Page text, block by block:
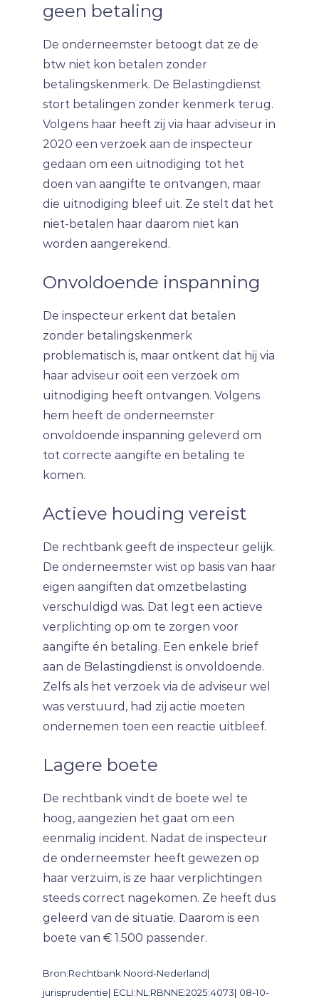
geen betaling
De onderneemster betoogt dat ze de
btw niet kon betalen zonder
betalingskenmerk. De Belastingdienst
stort betalingen zonder kenmerk terug.
Volgens haar heeft zij via haar adviseur in
2020 een verzoek aan de inspecteur
gedaan om een uitnodiging tot het
doen van aangifte te ontvangen, maar
die uitnodiging bleef uit. Ze stelt dat het
niet-betalen haar daarom niet kan
worden aangerekend.
Onvoldoende inspanning
De inspecteur erkent dat betalen
zonder betalingskenmerk
problematisch is, maar ontkent dat hij via
haar adviseur ooit een verzoek om
uitnodiging heeft ontvangen. Volgens
hem heeft de onderneemster
onvoldoende inspanning geleverd om
tot correcte aangifte en betaling te
komen.
Actieve houding vereist
De rechtbank geeft de inspecteur gelijk.
De onderneemster wist op basis van haar
eigen aangiften dat omzetbelasting
verschuldigd was. Dat legt een actieve
verplichting op om te zorgen voor
aangifte én betaling. Een enkele brief
aan de Belastingdienst is onvoldoende.
Zelfs als het verzoek via de adviseur wel
was verstuurd, had zij actie moeten
ondernemen toen een reactie uitbleef.
Lagere boete
De rechtbank vindt de boete wel te
hoog, aangezien het gaat om een
eenmalig incident. Nadat de inspecteur
de onderneemster heeft gewezen op
haar verzuim, is ze haar verplichtingen
steeds correct nagekomen. Ze heeft dus
geleerd van de situatie. Daarom is een
boete van € 1.500 passender.
Bron:Rechtbank Noord-Nederland|
jurisprudentie| ECLI:NL:RBNNE:2025:4073| 08-10-